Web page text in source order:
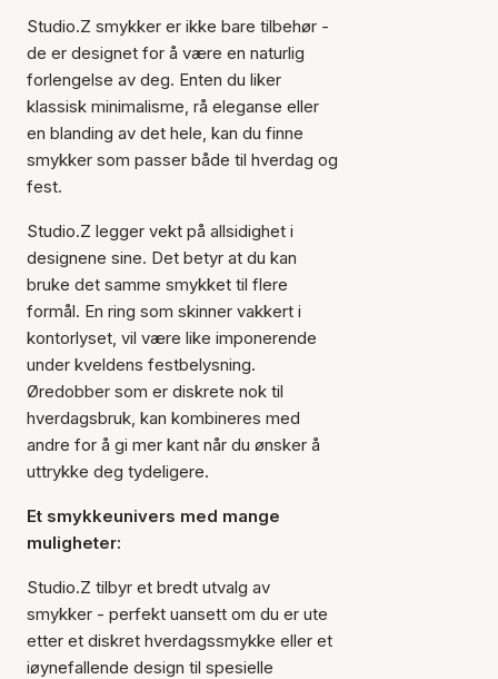
Studio.Z smykker er ikke bare tilbehør -
de er designet for å være en naturlig
forlengelse av deg. Enten du liker
klassisk minimalisme, rå eleganse eller
en blanding av det hele, kan du finne
smykker som passer både til hverdag og
fest.
Studio.Z legger vekt på allsidighet i
designene sine. Det betyr at du kan
bruke det samme smykket til flere
formål. En ring som skinner vakkert i
kontorlyset, vil være like imponerende
under kveldens festbelysning.
Øredobber som er diskrete nok til
hverdagsbruk, kan kombineres med
andre for å gi mer kant når du ønsker å
uttrykke deg tydeligere.
Et smykkeunivers med mange
muligheter:
Studio.Z tilbyr et bredt utvalg av
smykker - perfekt uansett om du er ute
etter et diskret hverdagssmykke eller et
iøynefallende design til spesielle